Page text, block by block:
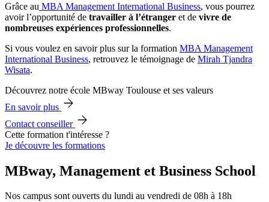
Grâce au MBA Management International Business, vous pourrez
avoir l’opportunité de travailler à l’étranger et de vivre de
nombreuses expériences professionnelles.
Si vous voulez en savoir plus sur la formation MBA Management
International Business, retrouvez le témoignage de Mirah Tjandra
Wisata.
Découvrez notre école MBway Toulouse et ses valeurs
En savoir plus
Contact conseiller
Cette formation t'intéresse ?
Je découvre les formations
MBway, Management et Business School
Nos campus sont ouverts du lundi au vendredi de 08h à 18h